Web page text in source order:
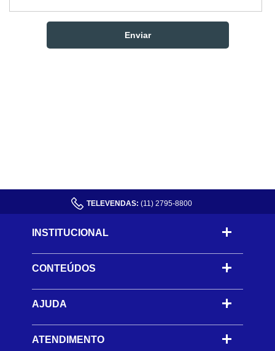
TELEVENDAS: (11) 2795-8800
INSTITUCIONAL
CONTEÚDOS -
AJUDA -
ATENDIMENTO